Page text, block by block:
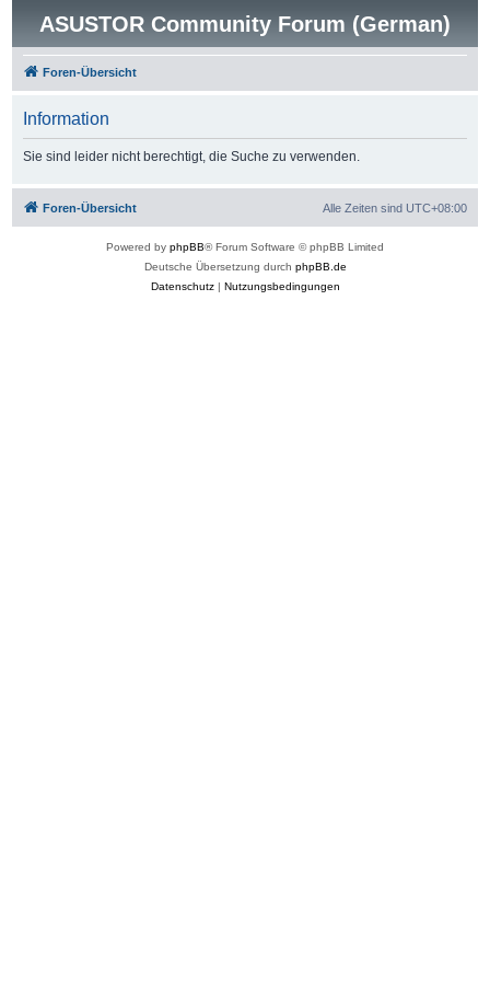
ASUSTOR Community Forum (German)
Foren-Übersicht
Information
Sie sind leider nicht berechtigt, die Suche zu verwenden.
Foren-Übersicht Alle Zeiten sind UTC+08:00
Powered by phpBB® Forum Software © phpBB Limited
Deutsche Übersetzung durch phpBB.de
Datenschutz| Nutzungsbedingungen